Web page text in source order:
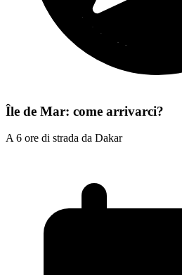
Île de Mar: come arrivarci?
A 6 ore di strada da Dakar